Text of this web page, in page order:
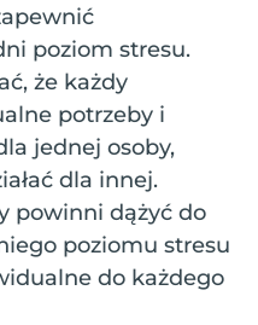
poziom stresu.
że każdy
potrzeby i
jednej osoby,
dla innej.
powinni dążyć do
poziomu stresu
do każdego